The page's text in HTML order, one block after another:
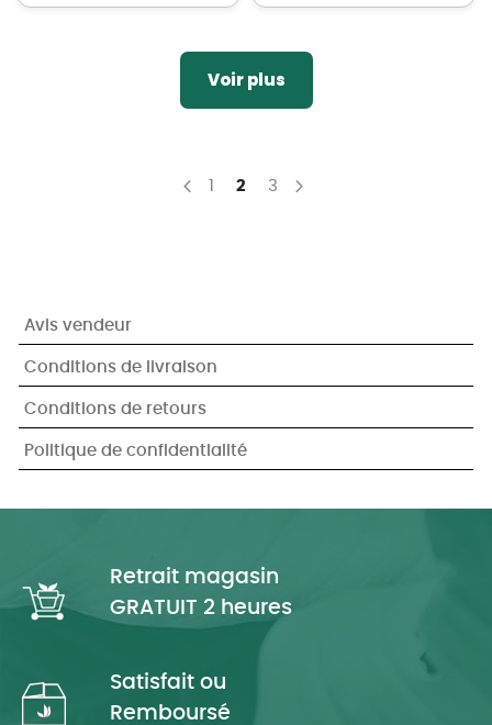
Avis vendeur
Conditions de livraison
Conditions de retours
Politique de confidentialité
Voir plus
Page
Précédent
Page
1 You're currently reading page
2 Page
3
Retrait magasin
GRATUIT 2 heures
Satisfait ou
Remboursé